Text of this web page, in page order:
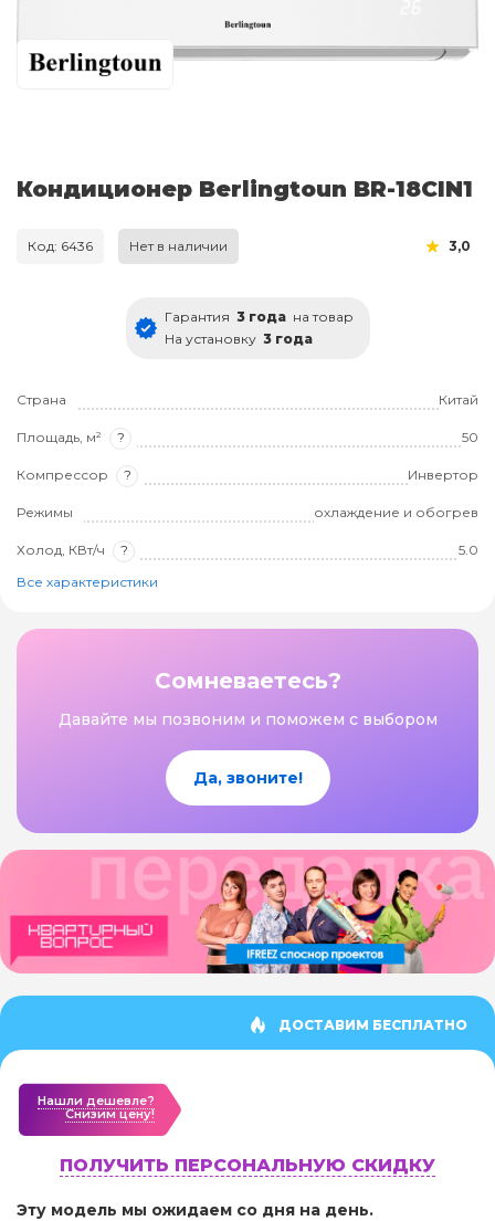
Кондиционер Berlingtoun BR-18CIN1
Код: 6436 Нет в наличии 3,0
Гарантия 3 года на товар
На установку 3 года
Страна Китай
Площадь, м² ? 50
Компрессор ? Инвертор
Режимы охлаждение и обогрев
Холод, КВт/ч ?
5.0
Все характеристики
Сомневаетесь?
Давайте мы позвоним и поможем с выбором
Да, звоните!
ДОСТАВИМ БЕСПЛАТНО
Нашли дешевле?
Cнизим цену!
ПОЛУЧИТЬ ПЕРСОНАЛЬНУЮ СКИДКУ
Эту модель мы ожидаем со дня на день.